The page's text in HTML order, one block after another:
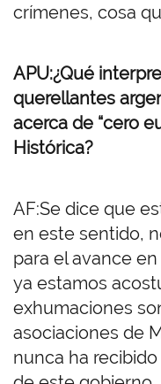
crímenes, cosa
APU:¿Qué
querellantes
acerca de “cero
Histórica?
AF:Se dice que
en este sentido,
para el avance
ya estamos
exhumaciones
asociaciones de
nunca ha